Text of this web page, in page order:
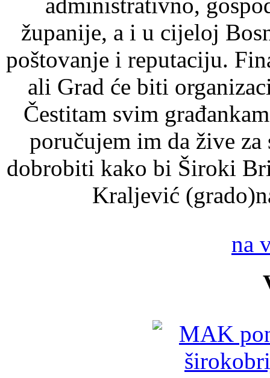
županije, a i u cijeloj
poštovanje i reputaciju.
ali Grad će biti
Čestitam svim
poručujem im da žive
dobrobiti kako bi Široki
Kraljević
na